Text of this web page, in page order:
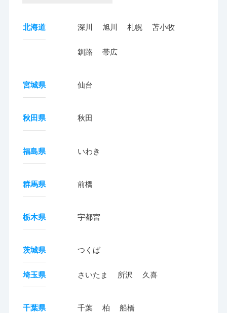
北海道 深川 旭川 札幌 苫小牧
釧路 帯広
宮城県 仙台
秋田県 秋田
福島県 いわき
群馬県 前橋
栃木県 宇都宮
茨城県 つくば
埼玉県 さいたま 所沢 久喜
千葉県 千葉 柏 船橋